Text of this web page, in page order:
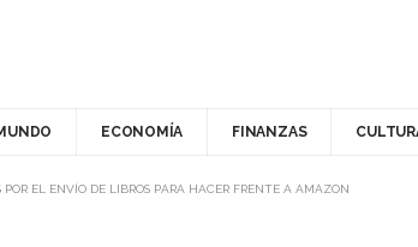
ECONOMÍA FINANZAS
EL ENVÍO DE LIBROS PARA HACER FRENTE A AMAZON